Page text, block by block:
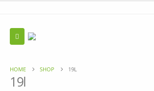
HOME SHOP 19L
19l